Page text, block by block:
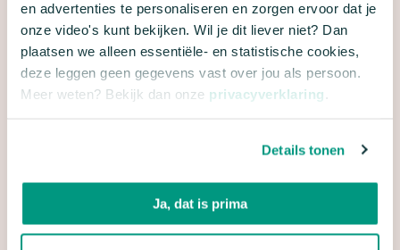
en advertenties te personaliseren en zorgen ervoor dat je
onze video's kunt bekijken. Wil je dit liever niet? Dan
plaatsen we alleen essentiële- en statistische cookies,
deze leggen geen gegevens vast over jou als persoon.
Meer weten? Bekijk dan onze privacyverklaring
Details tonen
Ja, dat is prima
Ja, houd mij per e-mail op de hoogte van
nieuws, acties en andere informatie van Natuur
& Milieu.
Meer hierover lees je in onzeprivacyverklaringen
algemene voorwaarden.